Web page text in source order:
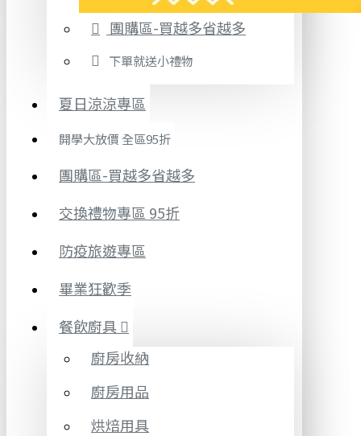
團購區-買越多省越多
下單就送小禮物
夏日涼涼專區
開學大放價 全區95折
團購區-買越多省越多
交換禮物專區 95折
防疫旅遊專區
畢業狂歡季
餐飲廚具
廚房收納
廚房用品
烘焙用具